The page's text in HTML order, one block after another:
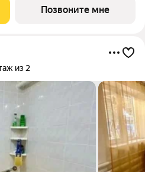
использовать их под
гостиную.
Позвоните мне
из 2